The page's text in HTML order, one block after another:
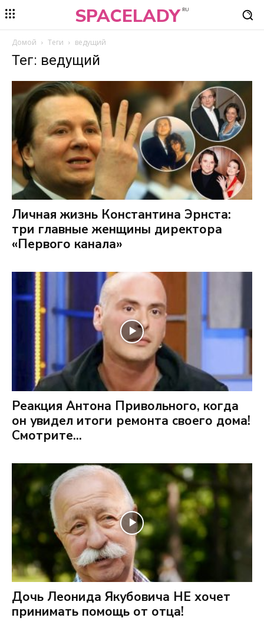
SPACELADY RU
Домой Теги ведущий
Тег: ведущий
Личная жизнь Константина Эрнста:
три главные женщины директора
«Первого канала»
Реакция Антона Привольного, когда
он увидел итоги ремонта своего дома!
Смотрите...
Дочь Леонида Якубовича НЕ хочет
принимать помощь от отца!